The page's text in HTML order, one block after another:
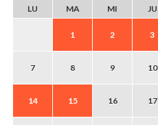
LU MA MI JU
1 2 3
7 8 9 10
14 15 16 17